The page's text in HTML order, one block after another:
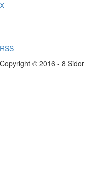
X
RSS
Copyright © 2016 - 8 Sidor